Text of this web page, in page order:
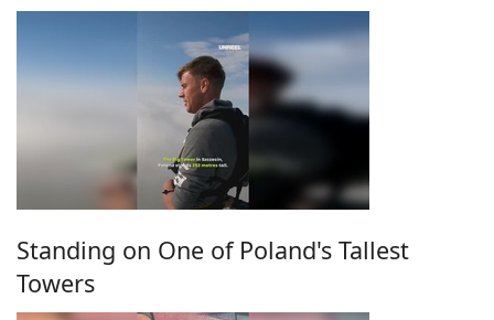
Standing on One of Poland's Tallest
Towers